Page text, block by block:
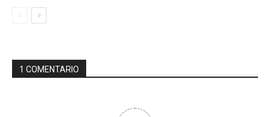
1 COMENTARIO